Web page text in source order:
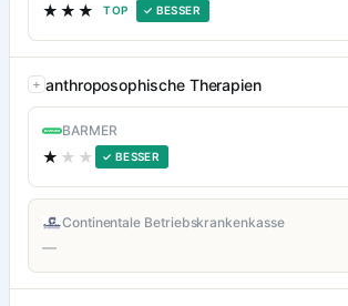
★★★ TOP ✓ BESSER
anthroposophische Therapien
BARMER
★ ★★ ✓ BESSER
Continentale Betriebskrankenkasse
—